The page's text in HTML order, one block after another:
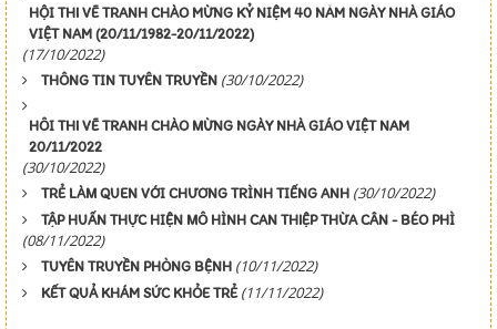
HỘI THI VẼ TRANH CHÀO MỪNG KỶ NIỆM 40 NĂM NGÀY NHÀ GIÁO
VIỆT NAM (20/11/1982-20/11/2022)
(17/10/2022)
THÔNG TIN TUYÊN TRUYỀN (30/10/2022)
HÔI THI VẼ TRANH CHÀO MỪNG NGÀY NHÀ GIÁO VIỆT NAM
20/11/2022
(30/10/2022)
TRẺ LÀM QUEN VỚI CHƯƠNG TRÌNH TIẾNG ANH (30/10/2022)
TẬP HUẤN THỰC HIỆN MÔ HÌNH CAN THIỆP THỪA CÂN - BÉO PHÌ
(08/11/2022)
TUYÊN TRUYỀN PHÒNG BỆNH (10/11/2022)
KẾT QUẢ KHÁM SỨC KHỎE TRẺ (11/11/2022)